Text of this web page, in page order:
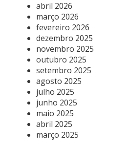
abril 2026
março 2026
fevereiro 2026
dezembro 2025
novembro 2025
outubro 2025
setembro 2025
agosto 2025
julho 2025
junho 2025
maio 2025
abril 2025
março 2025